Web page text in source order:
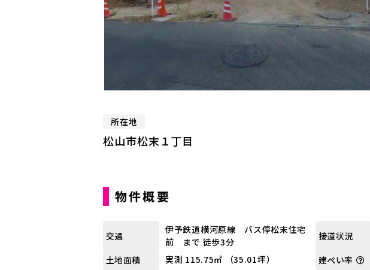
所在地
松山市松末１丁目
物件概要
交通
伊予鉄道横河原線 バス停松末住宅
前 まで 徒歩3分
接道状況
土地面積
実測 115.75㎡ （35.01坪） 建ぺい率